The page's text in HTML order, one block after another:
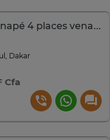
Salon canapé 4 places venant
Dakar
Cfa